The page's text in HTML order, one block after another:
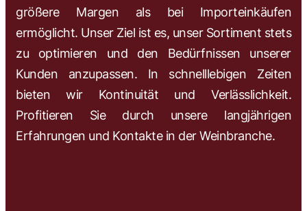
größere Margen als bei Importeinkäufen
ermöglicht. Unser Ziel ist es, unser Sortiment stets
zu optimieren und den Bedürfnissen unserer
Kunden anzupassen. In schnelllebigen Zeiten
bieten wir Kontinuität und Verlässlichkeit.
Profitieren Sie durch unsere langjährigen
Erfahrungen und Kontakte in der Weinbranche.